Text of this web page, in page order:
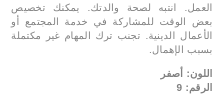
العمل. انتبه لصحة والدتك. يمكنك تخصيص
بعض الوقت للمشاركة في خدمة المجتمع أو
الأعمال الدينية. تجنب ترك المهام غير مكتملة
بسبب الإهمال.
اللون: أصفر
الرقم: 9